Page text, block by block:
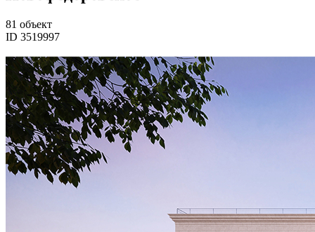
81 объект
ID 3519997